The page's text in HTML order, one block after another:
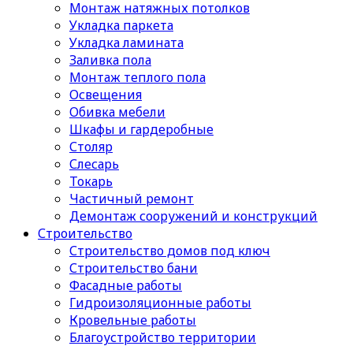
Монтаж натяжных потолков
Укладка паркета
Укладка ламината
Заливка пола
Монтаж теплого пола
Освещения
Обивка мебели
Шкафы и гардеробные
Столяр
Слесарь
Токарь
Частичный ремонт
Демонтаж сооружений и конструкций
Строительство
Строительство домов под ключ
Строительство бани
Фасадные работы
Гидроизоляционные работы
Кровельные работы
Благоустройство территории